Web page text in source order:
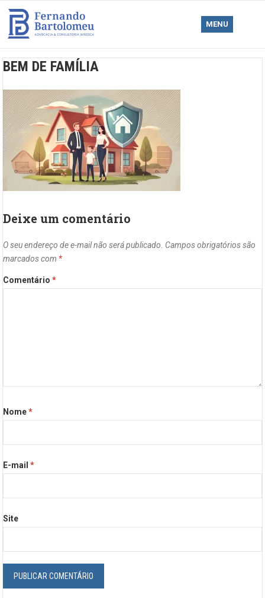
MENU
BEM DE FAMÍLIA
Deixe um comentário
O seu endereço de e-mail não será publicado. Campos obrigatórios são
marcados com *
Comentário*
Nome*
E-mail*
Site